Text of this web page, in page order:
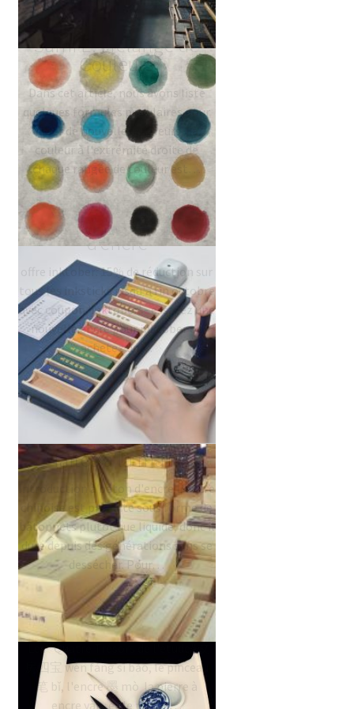
Peinture Chinoise/
Sumi E: Mélange de
Couleurs
Dans cet article, nous avons listé
quelques formules populaires pour
créer de nouvelles couleurs. La
couleur à l'extrémité droite de
chaque rangée de couleur est…
#inktober offres
d’encre
offre inktober: 15% de réduction sur
tous les inksticks jusqu'à fin octobre
avec coupon 'inktober' - essayez une
nouvelle encre pour inktober ou
achetez un…
Encre chinoise –
encres traditionnelles
faites à la main
Introduction à bâton d'encre L'encre
chinoise est produite sous forme de
bâtonnets plutôt que liquide, donc il
dure depuis des générations sans se
dessécher. Pour…
Quatre trésors du lettré
Les "Quatre Trésors de l'étude" 文
房四宝 wén fáng sì bǎo, le pinceau
笔 bǐ, l'encre 墨 mò la pierre à
encre yàn, et le papier…